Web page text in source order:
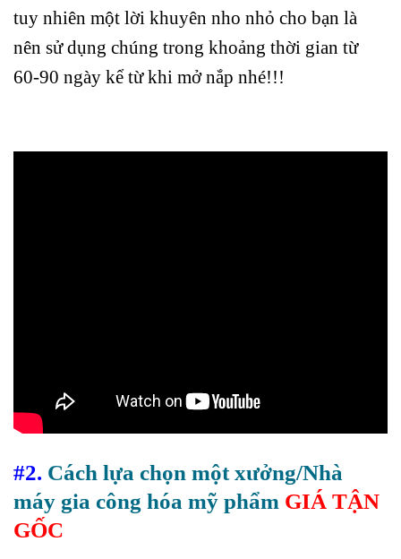
tuy nhiên một lời khuyên nho nhỏ cho bạn là
nên sử dụng chúng trong khoảng thời gian từ
60-90 ngày kể từ khi mở nắp nhé!!!
#2. Cách lựa chọn mộtxưởng/Nhà
máy gia công hóa mỹ phẩm GIÁ TẬN
GỐC